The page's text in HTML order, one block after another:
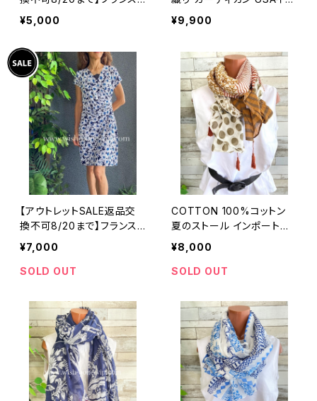
製インポートワンピース｜L
ONNKEL PARIS クラシカ
ツ ワンピース/ブラウン系
¥5,000
ポート/ブルー
¥9,900
【アウトレットSALE返品交
換不可8/20まで】フランス
製インポートワンピース｜カ
シュクールワンピース/立体
ワッフル・ホワイト＆ブルーフ
¥7,000
SOLD OUT
COTTON 100%コットン
夏のストール インポート大
判・ロングストール・通気
性・肌触り良いスカーフ/ブ
ラウン系ドット＆ボーダー
¥8,000
SOLD OUT